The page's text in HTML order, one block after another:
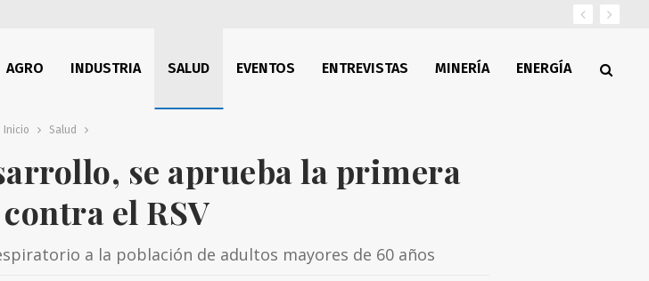
AGRO INDUSTRIA SALUD EVENTOS ENTREVISTAS MINERÍA ENERGÍA
Inicio Salud
se aprueba la primera
el RSV
a la población de adultos mayores de 60 años